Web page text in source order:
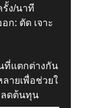
รั้ง/นาที
: ตัด เจาะ
ที่แตกต่างกัน
ายเพื่อช่วยใ
ลดต้นทุน